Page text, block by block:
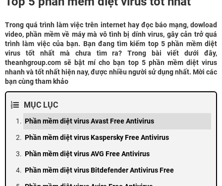
Trong quá trình làm việc trên internet hay đọc báo mạng, dowload
video, phần mềm về máy mà vô tình bị dính virus, gây cản trở quá
trình làm việc của bạn. Bạn đang tìm kiếm top 5 phần mềm diệt
virus tốt nhất mà chưa tìm ra? Trong bài viết dưới đây,
theanhgroup.com sẽ bật mí cho bạn top 5 phần mềm diệt virus
nhanh và tốt nhất hiện nay, được nhiều người sử dụng nhất. Mời các
bạn cùng tham khảo
MỤC LỤC
Phần mềm diệt virus Avast Free Antivirus
Phần mềm diệt virus Kaspersky Free Antivirus
Phần mềm diệt virus AVG Free Antivirus
Phần mềm diệt virus Bitdefender Antivirus Free